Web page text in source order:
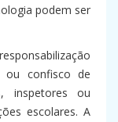
podem ser
ou confisco de
inspetores ou
escolares. A